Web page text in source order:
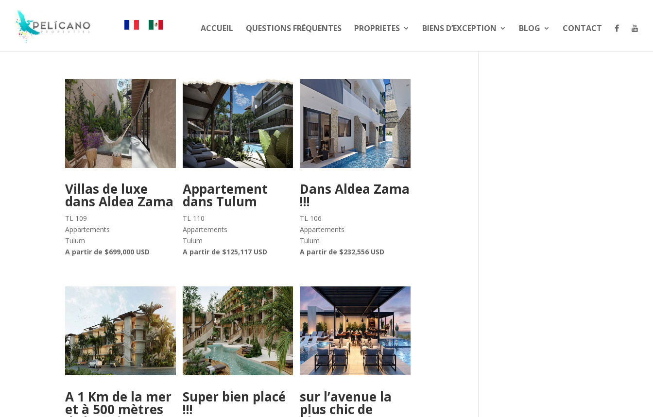
ACCUEIL QUESTIONS FRÉQUENTES PROPRIETES BIENS D’EXCEPTION BLOG CONTACT
Villas de luxe
dans Aldea Zama
TL 109
Appartements
Tulum
A partir de $699,000 USD
Appartement
dans Tulum
TL 110
Appartements
Tulum
A partir de $125,117 USD
Dans Aldea Zama
!!!
TL 106
Appartements
Tulum
A partir de $232,556 USD
A 1 Km de la mer
et à 500 mètres
Super bien placé
!!!
sur l’avenue la
plus chic de